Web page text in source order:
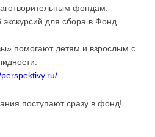
фондам.
для сбора в Фонд
помогают детям и взрослым с
поступают сразу в фонд!